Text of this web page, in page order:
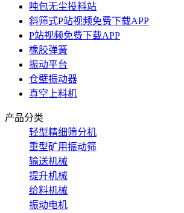
吨包无尘投料站
斜筛式P站视频免费下载APP
P站视频免费下载APP
橡胶弹簧
振动平台
仓壁振动器
真空上料机
产品分类
轻型精细筛分机
重型矿用振动筛
输送机械
提升机械
给料机械
振动电机